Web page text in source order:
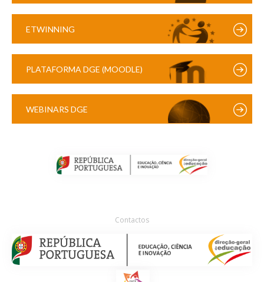
ETWINNING
PLATAFORMA DGE (MOODLE)
WEBINARS DGE
Contactos